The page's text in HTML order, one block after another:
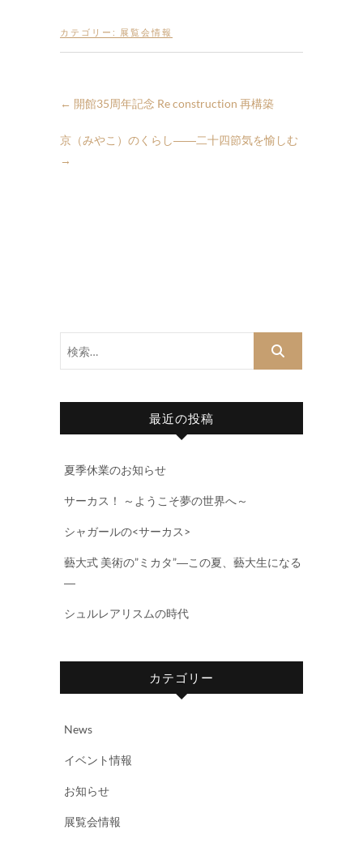
カテゴリー: 展覧会情報
← 開館35周年記念 Re construction 再構築
京（みやこ）のくらし――二十四節気を愉しむ
→
最近の投稿
夏季休業のお知らせ
サーカス！ ～ようこそ夢の世界へ～
シャガールの<サーカス>
藝大式 美術の”ミカタ”―この夏、藝大生になる
―
シュルレアリスムの時代
カテゴリー
News
イベント情報
お知らせ
展覧会情報